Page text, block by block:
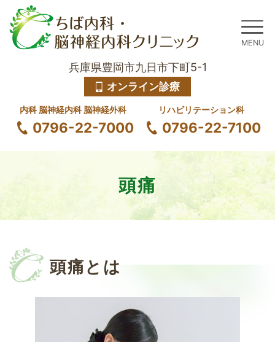
兵庫県豊岡市九日市下町5-1
オンライン診療
内科 脳神経内科 脳神経外科
0796-22-7000
リハビリテーション科
0796-22-7100
頭痛
頭痛とは